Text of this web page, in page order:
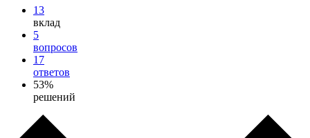
13
вклад
5
вопросов
17
ответов
53%
решений